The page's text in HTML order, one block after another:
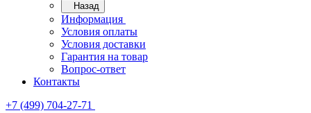
Назад
Информация
Условия оплаты
Условия доставки
Гарантия на товар
Вопрос-ответ
Контакты
+7 (499) 704-27-71